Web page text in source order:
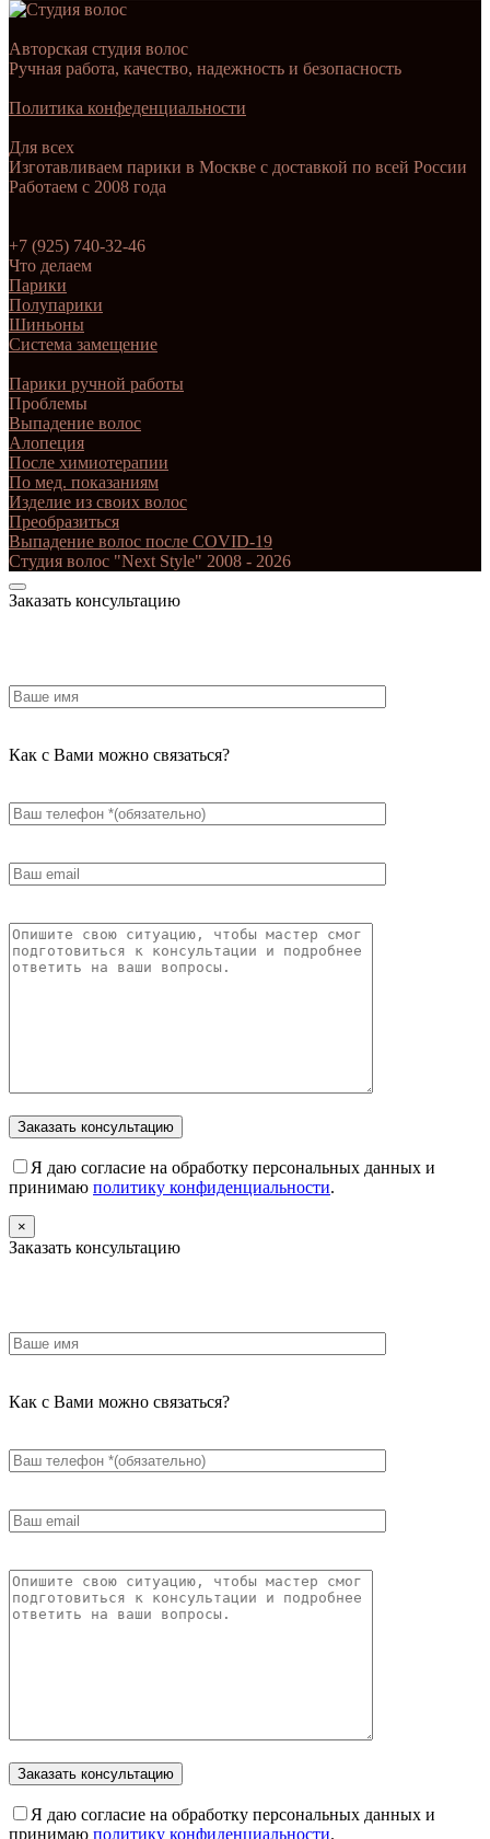
Авторская студия волос
Ручная работа, качество, надежность и безопасность
Политика конфеденциальности
Для всех
Изготавливаем парики в Москве с доставкой по всей России
Работаем с 2008 года
+7 (925) 740-32-46
Что делаем
Парики
Полупарики
Шиньоны
Система замещение
Парики ручной работы
Проблемы
Выпадение волос
Алопеция
После химиотерапии
По мед. показаниям
Изделие из своих волос
Преобразиться
Выпадение волос после COVID-19
Студия волос "Next Style" 2008 - 2026
Заказать консультацию
Как с Вами можно связаться?
Я даю согласие на обработку персональных данных и
принимаю политику конфиденциальности.
×
Заказать консультацию
Как с Вами можно связаться?
Я даю согласие на обработку персональных данных и
принимаю политику конфиденциальности.